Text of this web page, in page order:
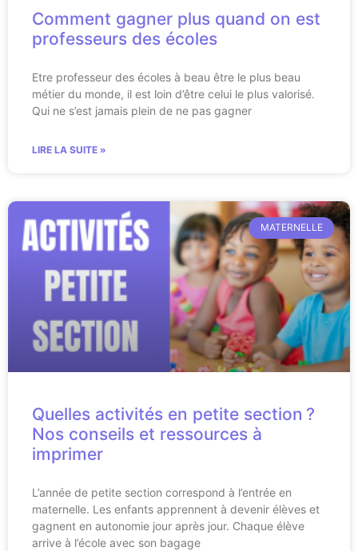
Comment gagner plus quand on est
professeurs des écoles
Etre professeur des écoles à beau être le plus beau
métier du monde, il est loin d’être celui le plus valorisé.
Qui ne s’est jamais plein de ne pas gagner
LIRE LA SUITE »
MATERNELLE
Quelles activités en petite section ?
Nos conseils et ressources à
imprimer
L’année de petite section correspond à l’entrée en
maternelle. Les enfants apprennent à devenir élèves et
gagnent en autonomie jour après jour. Chaque élève
arrive à l’école avec son bagage